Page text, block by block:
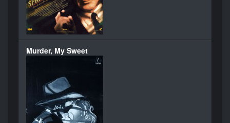
Murder, My Sweet